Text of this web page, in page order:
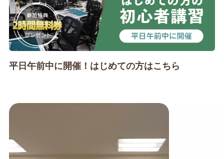
平日午前中に開催！はじめての方はこちら